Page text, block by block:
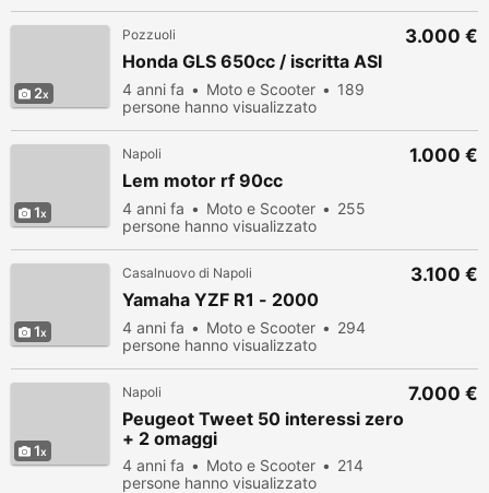
2
Pozzuoli
Honda GLS 650cc / iscritta ASI
4 anni fa Moto e Scooter
189
persone hanno visualizzato
3.000 €
1
Napoli
Lem motor rf 90cc
4 anni fa Moto e Scooter
255
persone hanno visualizzato
1.000 €
1
Casalnuovo di Napoli
Yamaha YZF R1 - 2000
4 anni fa Moto e Scooter
294
persone hanno visualizzato
3.100 €
1
Napoli
Peugeot Tweet 50 interessi zero
+ 2 omaggi
4 anni fa Moto e Scooter
214
persone hanno visualizzato
7.000 €